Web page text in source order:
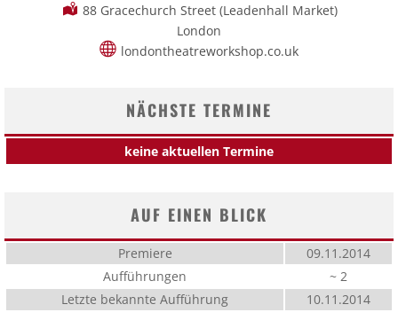
88 Gracechurch Street (Leadenhall Market)
London
londontheatreworkshop.co.uk
NÄCHSTE TERMINE
keine aktuellen Termine
AUF EINEN BLICK
Premiere
09.11.2014
Aufführungen
~ 2
Letzte bekannte Aufführung
10.11.2014